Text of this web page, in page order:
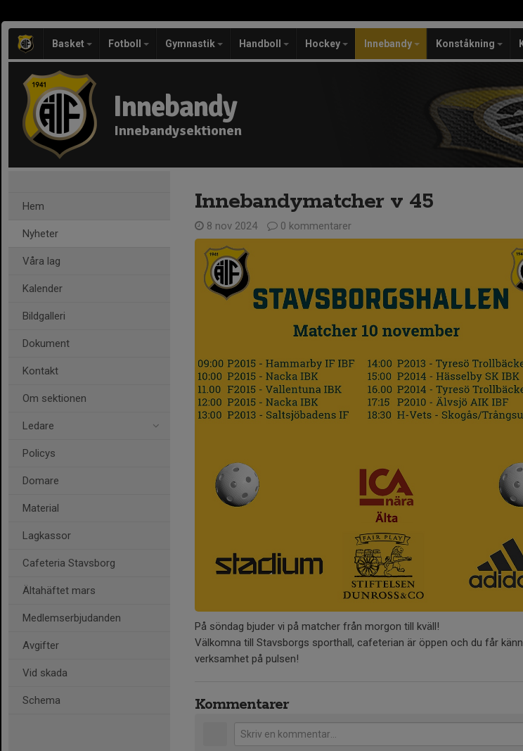
Basket Fotboll Gymnastik Handboll Hockey Innebandy Konståkning
Innebandy
Innebandysektionen
Hem
Nyheter
Våra lag
Kalender
Bildgalleri
Dokument
Kontakt
Om sektionen
Ledare
Policys
Domare
Material
Lagkassor
Cafeteria Stavsborg
Ältahäftet mars
Medlemserbjudanden
Avgifter
Vid skada
Schema
Innebandymatcher v 45
8 nov 2024 0 kommentarer
På söndag bjuder vi på matcher från morgon till kväll!
Välkomna till Stavsborgs sporthall, cafeterian är öppen och du får
verksamhet på pulsen!
Kommentarer